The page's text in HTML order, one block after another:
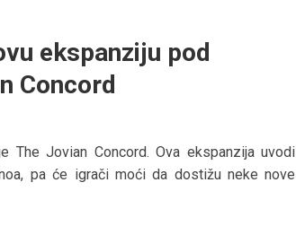
ekspanziju pod
Concord
The Jovian Concord. Ova ekspanzija uvodi
pa će igrači moći da dostižu neke nove